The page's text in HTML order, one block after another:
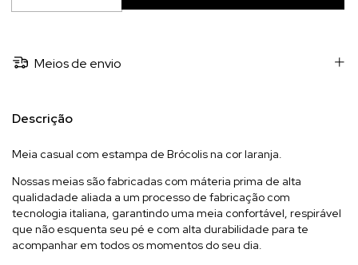
Meios de envio
Descrição
Meia casual com estampa de Brócolis na cor laranja.
Nossas meias são fabricadas com máteria prima de alta
qualidadade aliada a um processo de fabricação com
tecnologia italiana, garantindo uma meia confortável, respirável
que não esquenta seu pé e com alta durabilidade para te
acompanhar em todos os momentos do seu dia.